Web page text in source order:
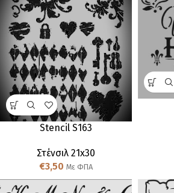
Stencil S163
Στένσιλ 21x30
€3,50 Με ΦΠΑ